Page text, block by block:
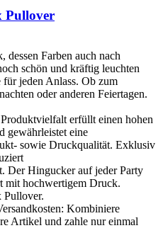
Pullover
dessen Farben auch nach
schön und kräftig leuchten
für jeden Anlass. Ob zum
oder anderen Feiertagen.
erfüllt einen hohen
gewährleistet eine
sowie Druckqualität. Exklusiv
Der Hingucker auf jeder Party
mit hochwertigem Druck.
Pullover.
Kombiniere
Artikel und zahle nur einmal